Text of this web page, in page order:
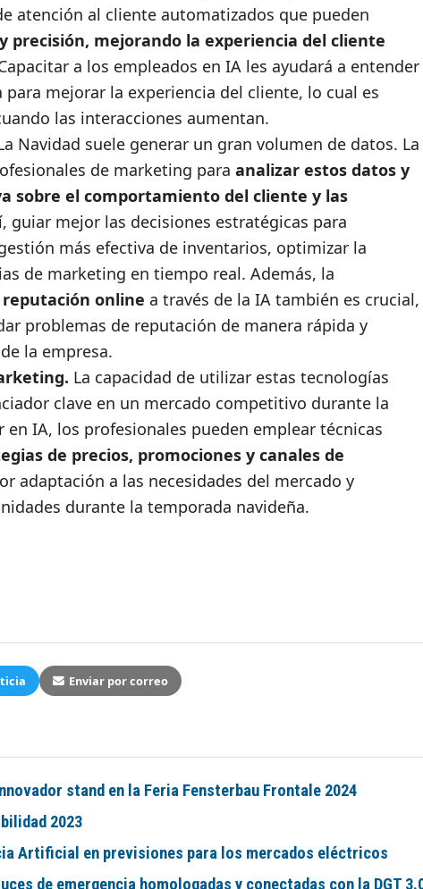
atención al cliente automatizados que pueden
precisión, mejorando la experiencia del cliente
a los empleados en IA les ayudará a entender
mejorar la experiencia del cliente, lo cual es
las interacciones aumentan.
Navidad suele generar un gran volumen de datos. La
de marketing para analizar estos datos y
sobre el comportamiento del cliente y las
guiar mejor las decisiones estratégicas para
más efectiva de inventarios, optimizar la
de marketing en tiempo real. Además, la
online a través de la IA también es crucial,
problemas de reputación de manera rápida y
la empresa.
La capacidad de utilizar estas tecnologías
clave en un mercado competitivo durante la
IA, los profesionales pueden emplear técnicas
de precios, promociones y canales de
adaptación a las necesidades del mercado y
durante la temporada navideña.
Enviar por correo
stand en la Feria Fensterbau Frontale 2024
2023
Artificial en previsiones para los mercados eléctricos
de emergencia homologadas y conectadas con la DGT